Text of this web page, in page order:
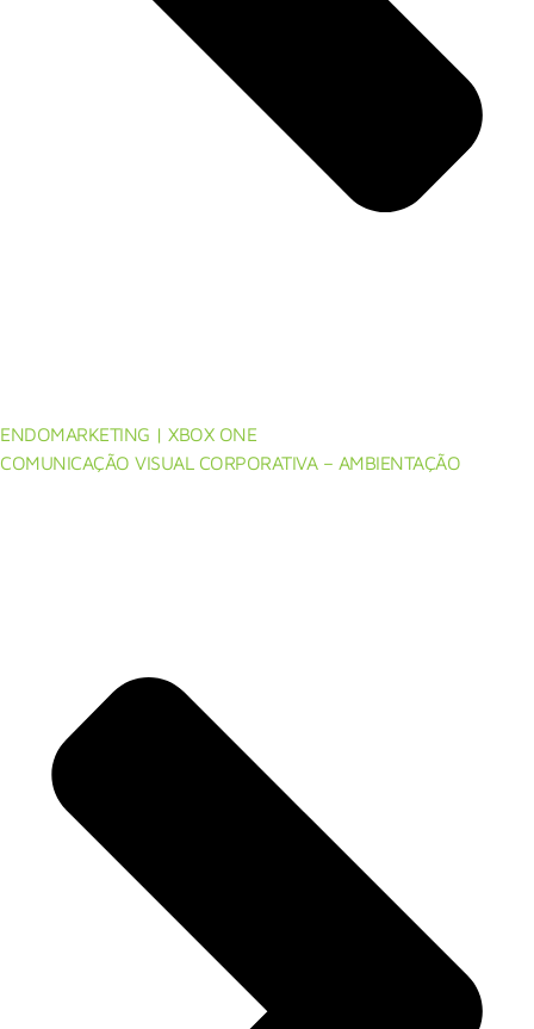
ENDOMARKETING | XBOX ONE
COMUNICAÇÃO VISUAL CORPORATIVA – AMBIENTAÇÃO